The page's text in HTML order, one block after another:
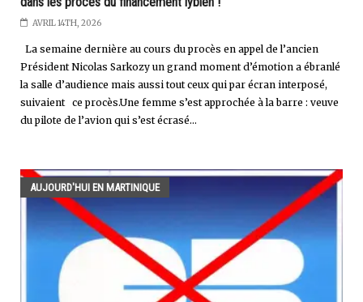
AVRIL 14TH, 2026
La semaine dernière au cours du procès en appel de l’ancien
Président Nicolas Sarkozy un grand moment d’émotion a ébranlé
la salle d’audience mais aussi tout ceux qui par écran interposé,
suivaient ce procès.Une femme s’est approchée à la barre : veuve
du pilote de l’avion qui s’est écrasé...
AUJOURD'HUI EN MARTINIQUE